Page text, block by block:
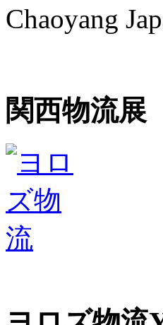
Chaoyang
関西物流展